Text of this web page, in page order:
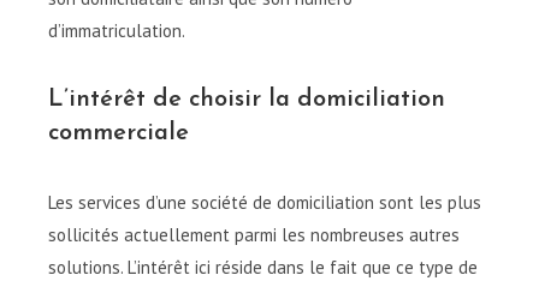
d’immatriculation.
L’intérêt de choisir la domiciliation
commerciale
Les services d’une société de domiciliation sont les plus
sollicités actuellement parmi les nombreuses autres
solutions. L’intérêt ici réside dans le fait que ce type de